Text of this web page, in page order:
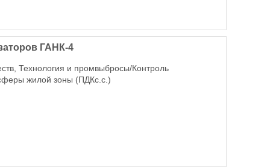
ГАНК-4
Технология и промвыбросы/Контроль
жилой зоны (ПДКс.с.)